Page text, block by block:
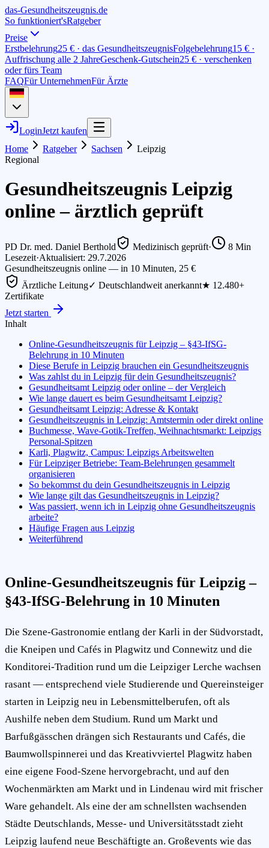
das-Gesundheitszeugnis.de
So funktioniert'sRatgeber
Preise
Erstbelehrung25 € · das GesundheitszeugnisFolgebelehrung15 € ·
Auffrischung alle 2 JahreGeschenk-Gutschein25 € · verschenken
oder fürs Team
FAQFür UnternehmenFür Ärzte
LoginJetzt kaufen
Home
Ratgeber Sachsen
Leipzig
Regional
Gesundheitszeugnis Leipzig
online – ärztlich geprüft
PD Dr. med. Daniel Berthold Medizinisch geprüft· 8 Min
Lesezeit·Aktualisiert: 29.7.2026
Gesundheitszeugnis online — in 10 Minuten, 25 €
Ärztliche Leitung✓ Deutschlandweit anerkannt★ 12.480+
Zertifikate
Jetzt starten
Inhalt
Online-Gesundheitszeugnis für Leipzig – §43-IfSG-
Belehrung in 10 Minuten
Diese Berufe in Leipzig brauchen ein Gesundheitszeugnis
Was zahlst du in Leipzig für dein Gesundheitszeugnis?
Gesundheitsamt Leipzig oder online – der Vergleich
Wie lange dauert es beim Gesundheitsamt Leipzig?
Gesundheitsamt Leipzig: Adresse & Kontakt
Gesundheitszeugnis in Leipzig: Amtstermin oder direkt online
Buchmesse, Wave-Gotik-Treffen, Weihnachtsmarkt: Leipzigs
Personal-Spitzen
Karli, Plagwitz, Campus: Leipzigs Arbeitswelten
Für Leipziger Betriebe: Team-Belehrungen gesammelt
organisieren
So bekommst du dein Gesundheitszeugnis in Leipzig
Wie lange gilt das Gesundheitszeugnis in Leipzig?
Was passiert, wenn ich in Leipzig ohne Gesundheitszeugnis
arbeite?
Häufige Fragen aus Leipzig
Weiterführend
Online-Gesundheitszeugnis für Leipzig –
§43-IfSG-Belehrung in 10 Minuten
Die Szene-Gastronomie entlang der Karli in der Südvorstadt,
die Kneipen und Cafés in Plagwitz und Connewitz und die
Konditorei-Tradition rund um die Leipziger Lerche wachsen
rasant — entsprechend viele Studierende und Quereinsteiger
starten in Leipzig neu in Lebensmittelberufen, oft als
Aushilfe neben dem Studium. Rund um Markt und
Barfußgässchen drängen sich Restaurants und Cafés, die
Baumwollspinnerei und das Kreativviertel Plagwitz haben
eine eigene Food-Szene hervorgebracht, und auf den
Wochenmärkten am Markt und in Lindenau wird mit frischer
Ware gehandelt. Als eine der am schnellsten wachsenden
Städte Deutschlands, Messe- und Universitätsstadt zieht
Leipzig laufend neue Beschäftigte an. Großevents wie das